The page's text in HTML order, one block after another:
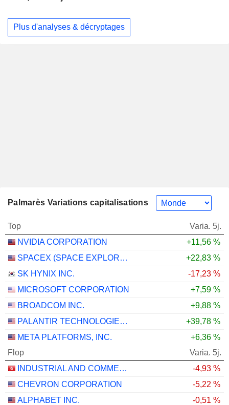
Plus d'analyses & décryptages
Palmarès Variations capitalisations
Top
Varia. 5j.
NVIDIA CORPORATION
+11,56 %
SPACEX (SPACE EXPLORATION TECHNOLOGIES)
+22,83 %
SK HYNIX INC.
-17,23 %
MICROSOFT CORPORATION
+7,59 %
BROADCOM INC.
+9,88 %
PALANTIR TECHNOLOGIES INC.
+39,78 %
META PLATFORMS, INC.
+6,36 %
Flop
Varia. 5j.
INDUSTRIAL AND COMMERCIAL BANK OF CHINA LIMITED
-4,93 %
CHEVRON CORPORATION
-5,22 %
ALPHABET INC.
-0,51 %